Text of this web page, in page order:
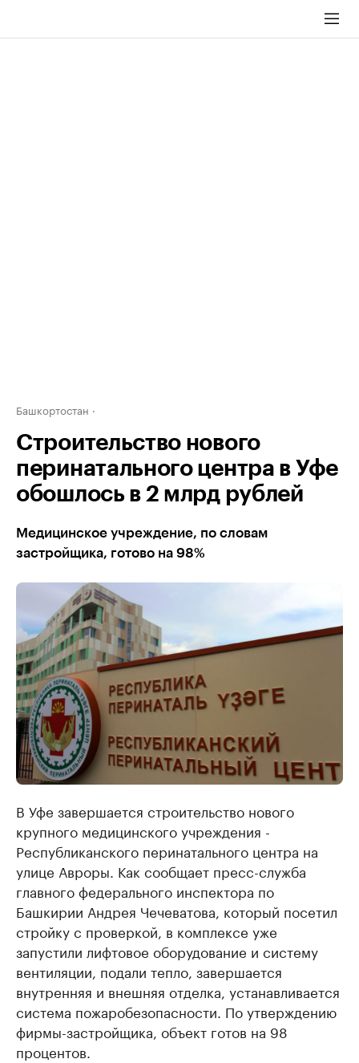
Башкортостан
Строительство нового
перинатального центра в Уфе
обошлось в 2 млрд рублей
Медицинское учреждение, по словам
застройщика, готово на 98%
В Уфе завершается строительство нового
крупного медицинского учреждения -
Республиканского перинатального центра на
улице Авроры. Как сообщает пресс-служба
главного федерального инспектора по
Башкирии Андрея Чечеватова, который посетил
стройку с проверкой, в комплексе уже
запустили лифтовое оборудование и систему
вентиляции, подали тепло, завершается
внутренняя и внешняя отделка, устанавливается
система пожаробезопасности. По утверждению
фирмы-застройщика, объект готов на 98
процентов.